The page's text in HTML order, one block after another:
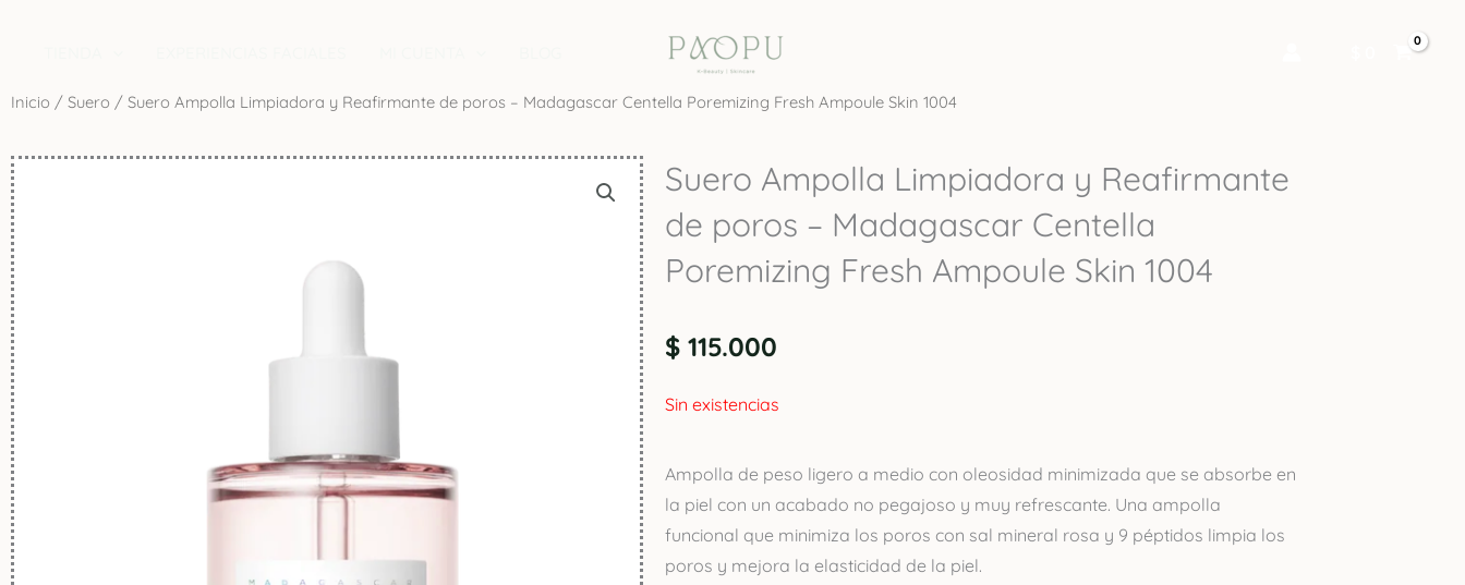
Inicio / Suero / Suero Ampolla Limpiadora y Reafirmante de poros – Madagascar Centella Poremizing Fresh Ampoule Skin 1004
Suero Ampolla Limpiadora y Reafirmante
de poros – Madagascar Centella
Poremizing Fresh Ampoule Skin 1004
$ 115.000
Sin existencias
Ampolla de peso ligero a medio con oleosidad minimizada que se absorbe en
la piel con un acabado no pegajoso y muy refrescante. Una ampolla
funcional que minimiza los poros con sal mineral rosa y 9 péptidos limpia los
poros y mejora la elasticidad de la piel.